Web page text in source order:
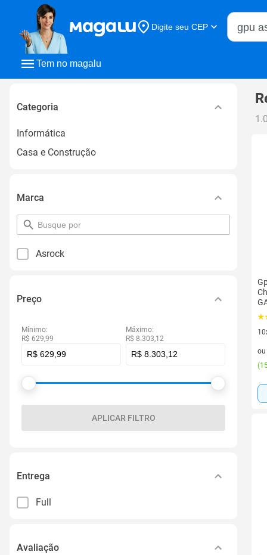
Tem no magalu
Digite seu CEP
Buscar
Categoria
Informática
Casa e Construção
Marca
pesquisar
por
Asrock
Preço
Mínimo:
R$ 629,99
Máximo:
R$ 8.303,12
APLICAR FILTRO
Entrega
Full
Avaliação
ou
(